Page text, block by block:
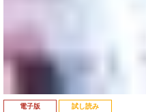
電子版 試し読み